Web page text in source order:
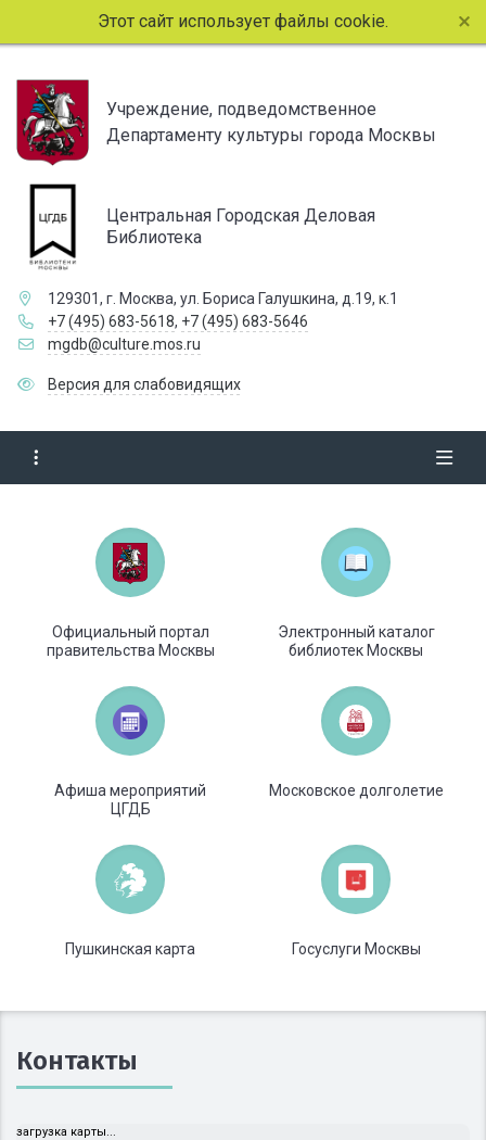
Этот сайт использует файлы cookie. Продолжая
Учреждение, подведомственное
Департаменту культуры города Москвы
Центральная Городская Деловая
Библиотека
129301, г. Москва, ул. Бориса Галушкина, д.19, к.1
+7 (495) 683-5618, +7 (495) 683-5646
mgdb@culture.mos.ru
Версия для слабовидящих
Официальный портал
правительства Москвы
Электронный каталог
библиотек Москвы
Афиша мероприятий
ЦГДБ
Московское долголетие
Пушкинская карта Госуслуги Москвы
Контакты
загрузка карты...